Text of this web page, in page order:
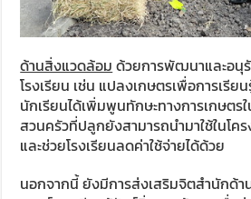
ด้านสิ่งแวดล้อม ด้วยการพัฒนาและอนุ
โรงเรียน เช่น แปลงเกษตรเพื่อการเรี
นักเรียนได้เพิ่มพูนทักษะทางการเกษตร
สวนครัวที่ปลูกยังสามารถนำมาใช้ในโค
และช่วยโรงเรียนลดค่าใช้จ่ายได้ด้วย
นอกจากนี้ ยังมีการส่งเสริมจิตสำนักด้